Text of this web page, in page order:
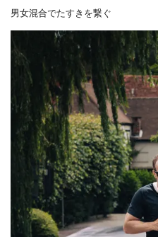
男女混合でたすきを繋ぐ